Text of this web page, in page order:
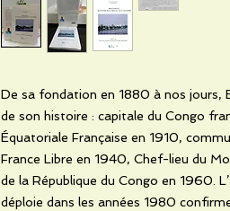
De sa fondation en 1880 à nos jours,
de son histoire : capitale du Congo
Équatoriale Française en 1910,
France Libre en 1940, Chef-lieu du
de la République du Congo en 1960.
déploie dans les années 1980